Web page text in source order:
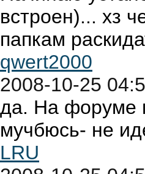
встроен)... хз
папкам
qwert2000
2008-10-25
да. На форуме
мучбюсь- не
LRU